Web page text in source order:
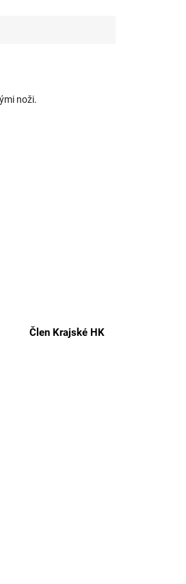
Člen Krajské HK
noži.